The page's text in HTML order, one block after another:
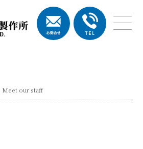
Meet our staff